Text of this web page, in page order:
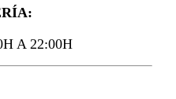
A 22:00H